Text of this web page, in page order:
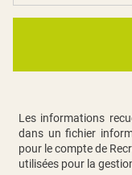
Les informations
dans un fichier
pour le compte de
utilisées pour la